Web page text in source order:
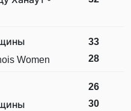
Women
33
28
26
30